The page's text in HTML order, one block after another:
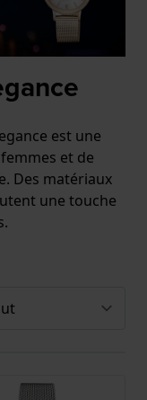
est une
et de
Des matériaux
une touche